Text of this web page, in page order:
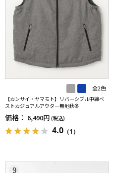
全2色
【カンサイ・ヤマモト】リバーシブル中綿ベ
ストカジュアルアウター無地秋冬
価格： 6,490円 (税込)
4.0 （1）
9